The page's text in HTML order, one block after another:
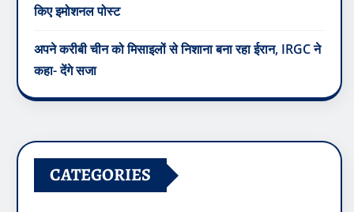
किए इमोशनल पोस्ट
अपने करीबी चीन को मिसाइलों से निशाना बना रहा ईरान, IRGC ने
कहा- देंगे सजा
CATEGORIES